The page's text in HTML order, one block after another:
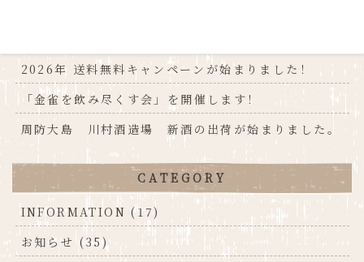
2026年 送料無料キャンペーンが始まりました！
「金雀を飲み尽くす会」を開催します！
周防大島 川村酒造場 新酒の出荷が始まりました。
CATEGORY
INFORMATION (17)
お知らせ (35)